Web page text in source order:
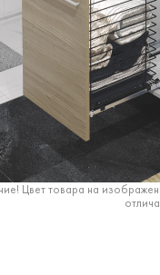
Цвет товара на